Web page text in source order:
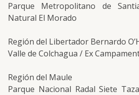
Parque Metropolitano de
Natural El Morado
Región del Libertador Bernardo
Valle de Colchagua / Ex
Región del Maule
Parque Nacional Radal Siete